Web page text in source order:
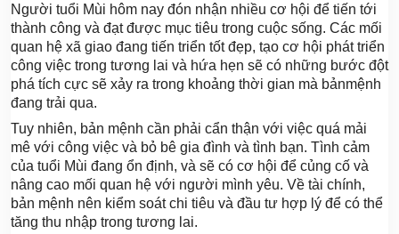
Người tuổi Mùi hôm nay đón nhận nhiều cơ hội để tiến tới
thành công và đạt được mục tiêu trong cuộc sống. Các mối
quan hệ xã giao đang tiến triển tốt đẹp, tạo cơ hội phát triển
công việc trong tương lai và hứa hẹn sẽ có những bước đột
phá tích cực sẽ xảy ra trong khoảng thời gian mà bảnmệnh
đang trải qua.
Tuy nhiên, bản mệnh cần phải cẩn thận với việc quá mải
mê với công việc và bỏ bê gia đình và tình bạn. Tình cảm
của tuổi Mùi đang ổn định, và sẽ có cơ hội để củng cố và
nâng cao mối quan hệ với người mình yêu. Về tài chính,
bản mệnh nên kiểm soát chi tiêu và đầu tư hợp lý để có thể
tăng thu nhập trong tương lai.